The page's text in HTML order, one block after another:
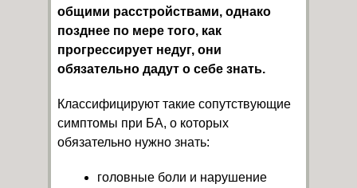
общими расстройствами, однако
позднее по мере того, как
прогрессирует недуг, они
обязательно дадут о себе знать.
Классифицируют такие сопутствующие
симптомы при БА, о которых
обязательно нужно знать:
головные боли и нарушение